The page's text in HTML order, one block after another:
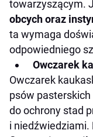
towarzyszącym.
obcych oraz
ta wymaga
odpowiedniego
Owczarek
Owczarek
psów
do ochrony stad
i niedźwiedziami.